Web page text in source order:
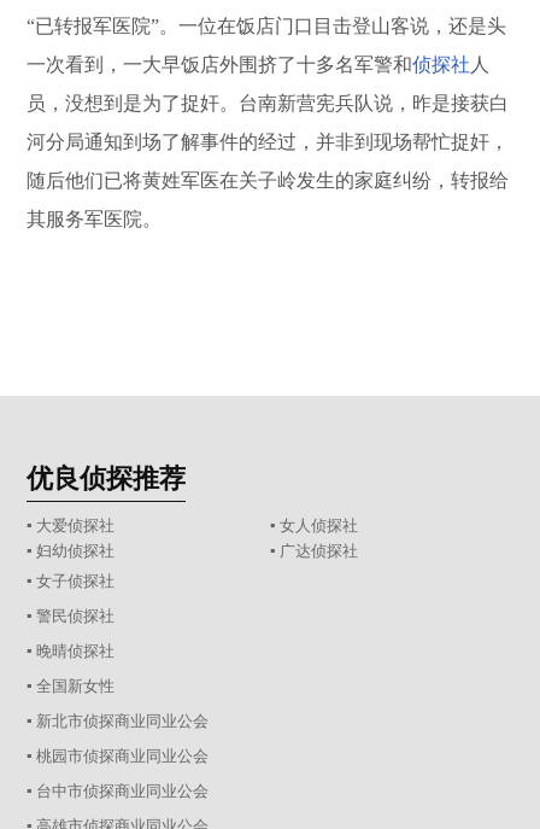
“已转报军医院”。一位在饭店门口目击登山客说，还是头
一次看到，一大早饭店外围挤了十多名军警和侦探社 人
员，没想到是为了捉奸。台南新营宪兵队说，昨是接获白
河分局通知到场了解事件的经过，并非到现场帮忙捉奸，
随后他们已将黄姓军医在关子岭发生的家庭纠纷，转报给
其服务军医院。
优良侦探推荐
▪ 大爱侦探社
▪ 女人侦探社
▪ 妇幼侦探社
▪ 广达侦探社
▪ 女子侦探社
▪ 警民侦探社
▪ 晚晴侦探社
▪ 全国新女性
▪ 新北市侦探商业同业公会
▪ 桃园市侦探商业同业公会
▪ 台中市侦探商业同业公会